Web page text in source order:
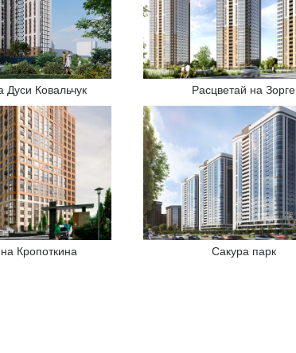
Дуси Ковальчук Расцветай на Зорге
Кропоткина Сакура парк